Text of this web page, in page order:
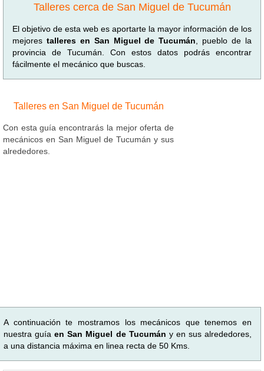
Talleres cerca de San Miguel de Tucumán
El objetivo de esta web es aportarte la mayor información de los
mejores talleres en San Miguel de Tucumán , pueblo de la
provincia de Tucumán. Con estos datos podrás encontrar
fácilmente el mecánico que buscas.
Talleres en San Miguel de Tucumán
Con esta guía encontrarás la mejor oferta de
mecánicos en San Miguel de Tucumán y sus
alrededores.
A continuación te mostramos los mecánicos que tenemos en
nuestra guíaen San Miguel de Tucumán y en sus alrededores,
a una distancia máxima en linea recta de 50 Kms.